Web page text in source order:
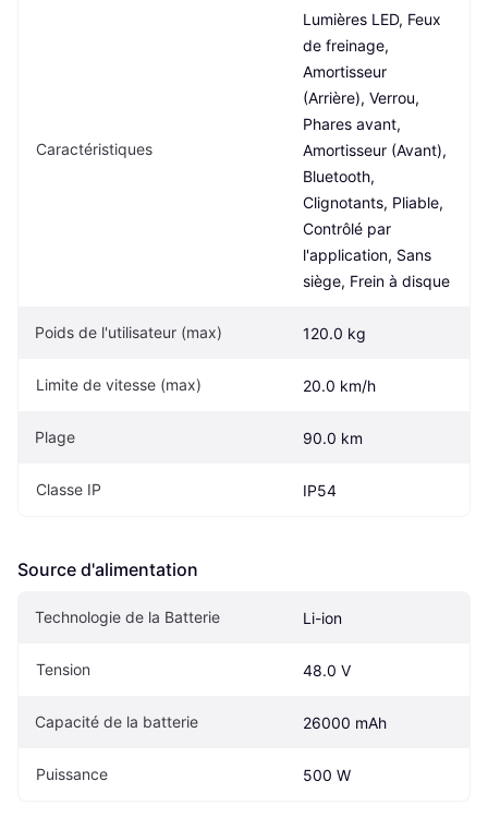
Caractéristiques
Lumières LED, Feux
de freinage,
Amortisseur
(Arrière), Verrou,
Phares avant,
Amortisseur (Avant),
Bluetooth,
Clignotants, Pliable,
Contrôlé par
l'application, Sans
siège, Frein à disque
Poids de l'utilisateur (max) 120.0 kg
Limite de vitesse (max) 20.0 km/h
Plage 90.0 km
Classe IP IP54
Source d'alimentation
Technologie de la Batterie Li-ion
Tension 48.0 V
Capacité de la batterie 26000 mAh
Puissance 500 W